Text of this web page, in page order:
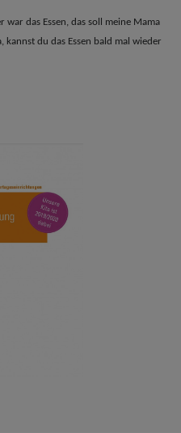
war das Essen, das soll meine Mama
kannst du das Essen bald mal wieder